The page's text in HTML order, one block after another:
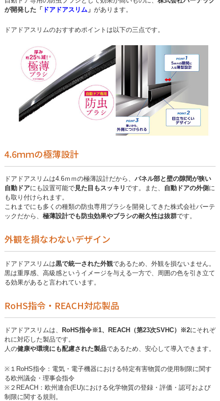
が開発した「ドアドアスリム 」 があります。
ドアドアスリムのおすすめポイントは以下の三点です。
4.6ｍｍの極薄設計
ドアドアスリムは4.6ｍｍの極薄設計だから、 パネル部と壁の隙間が狭い
自動ドアにも設置可能で見た目もスッキリ です。また、 自動ドアの外側 に
も取り付けられます。
これまでにも多くの種類の防虫専用ブラシを開発してきた株式会社バーテ
ックだから、 極薄設計でも防虫効果やブラシの耐久性は抜群です。
外観を損なわないデザイン
ドアドアスリムは黒で統一された外観であるため、外観を損ないません。
黒は重厚感、高級感というイメージを与える一方で、周囲の色を引き立て
る効果があると言われています。
RoHS指令・REACH対応製品
ドアドアスリムは、 RoHS指令※1、REACH（第23次SVHC） ※2に それぞ
れに対応した製品です。
人の健康や環境にも配慮された製品であるため、安心して導入できます。
※１RoHS指令：電気・電子機器における特定有害物質の使用制限に関す
る欧州議会・理事会指令
※２REACH：欧州連合(EU)における化学物質の登録・評価・認可および
制限に関する規則。